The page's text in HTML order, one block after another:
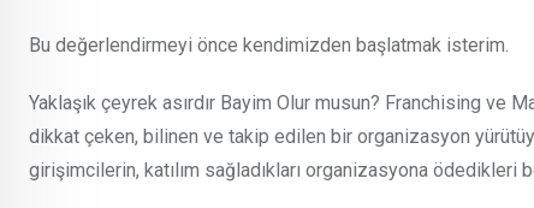
Bu değerlendirmeyi önce kendimizden başlatmak isterim.
Yaklaşık çeyrek asırdır Bayim Olur musun? Franchising ve
dikkat çeken, bilinen ve takip edilen bir organizasyon
girişimcilerin, katılım sağladıkları organizasyona ödedikleri